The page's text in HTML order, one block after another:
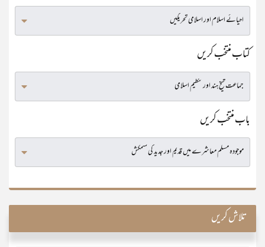
کتاب منتخب کریں
باب منتخب کریں
تلاش کریں